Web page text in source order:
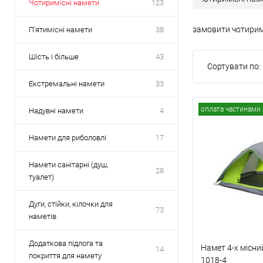
Чотиримісні намети 123
П'ятимісні намети 38
Шість і більше 43
Екстремальні намети 33
Надувні намети 4
Намети для риболовлі 17
Намети санітарні (душ,
туалет)
28
Дуги, стійки, кілочки для
наметів
73
Додаткова підлога та
покриття для намету
14
замовити
Сортувати по:
оплата частинами
Намет 4-х
1018-4